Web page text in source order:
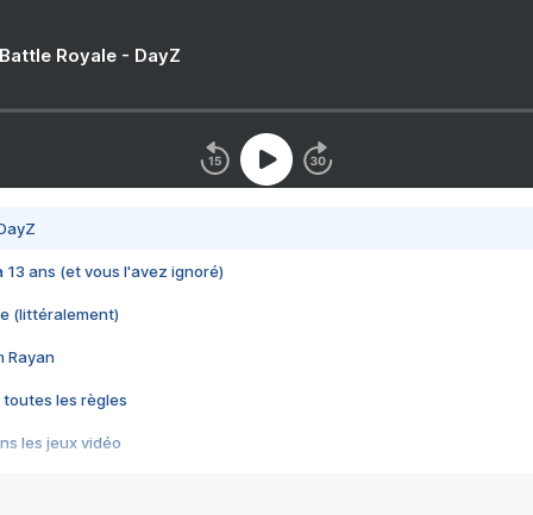
Royale - DayZ
13 ans (et vous l'avez ignoré)
(littéralement)
Rayan
toutes les règles
les jeux vidéo